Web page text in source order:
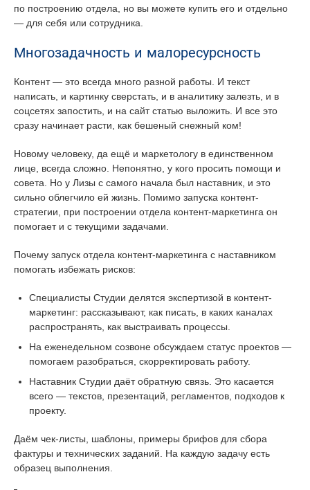
по построению отдела, но вы можете купить его и отдельно
— для себя или сотрудника.
Многозадачность и малоресурсность
Контент — это всегда много разной работы. И текст
написать, и картинку сверстать, и в аналитику залезть, и в
соцсетях запостить, и на сайт статью выложить. И все это
сразу начинает расти, как бешеный снежный ком!
Новому человеку, да ещё и маркетологу в единственном
лице, всегда сложно. Непонятно, у кого просить помощи и
совета. Но у Лизы с самого начала был наставник, и это
сильно облегчило ей жизнь. Помимо запуска контент-
стратегии, при построении отдела контент-маркетинга он
помогает и с текущими задачами.
Почему запуск отдела контент-маркетинга с наставником
помогать избежать рисков:
Специалисты Студии делятся экспертизой в контент-
маркетинг: рассказывают, как писать, в каких каналах
распространять, как выстраивать процессы.
На еженедельном созвоне обсуждаем статус проектов —
помогаем разобраться, скорректировать работу.
Наставник Студии даёт обратную связь. Это касается
всего — текстов, презентаций, регламентов, подходов к
проекту.
Даём чек-листы, шаблоны, примеры брифов для сбора
фактуры и технических заданий. На каждую задачу есть
образец выполнения.